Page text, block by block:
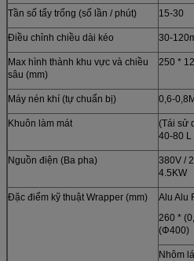
Tần số tẩy trống (số lần / phút) 15-30
Điều chỉnh chiều dài kéo 30-
Max hình thành khu vực và chiều
sâu (mm)
250 *
Máy nén khí (tự chuẩn bị) 0,6-
Khuôn làm mát
(Tái sử
40-80 L
Nguồn điện (Ba pha)
380V /
4.5KW
Đặc điểm kỹ thuật Wrapper (mm)
Alu Alu
260 *
(Φ400)
Nhôm